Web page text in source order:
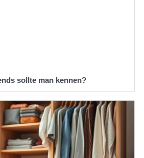
sollte man kennen?